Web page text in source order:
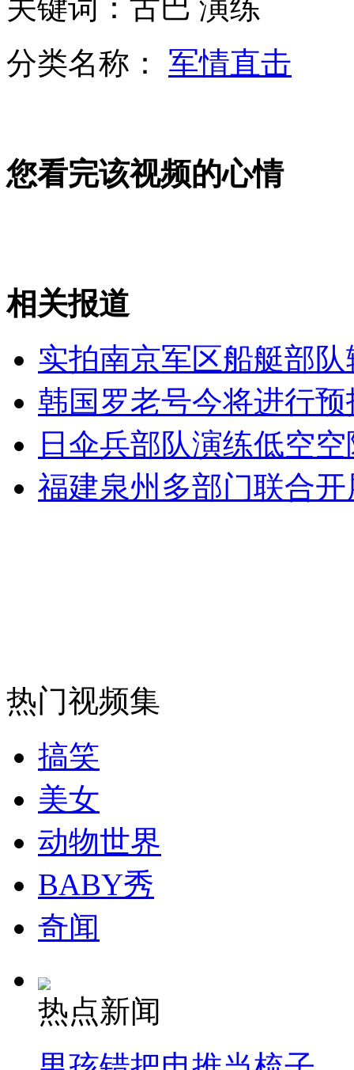
实拍俄罗斯女子高空无保护行走
外交部：有关国家言论片面不公正
安徽一实载49人客车翻车
纽约上演“枕头大战”
司机酒驾遇交警 急速倒车逃窜
关键词：古巴 演练
分类名称： 军情直击
您看完该视频的心情
相关报道
实拍南京军区船艇部
韩国罗老号今将进行
日伞兵部队演练低空
福建泉州多部门联合
热门视频集
搞笑
美女
动物世界
BABY秀
奇闻
热点新闻